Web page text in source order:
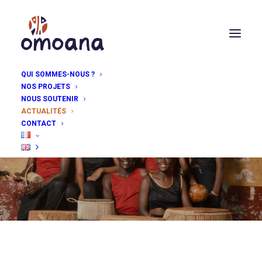
QUI SOMMES-NOUS ?
NOS PROJETS
NOUS SOUTENIR
ACTUALITÉS
CONTACT
Suivez toute l'actualité
d'Omoana